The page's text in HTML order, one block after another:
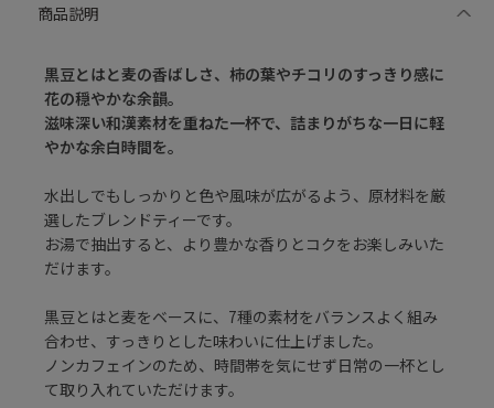
商品説明
黒豆とはと麦の香ばしさ、柿の葉やチコリのすっきり感に
花の穏やかな余韻。
滋味深い和漢素材を重ねた一杯で、詰まりがちな一日に軽
やかな余白時間を。
水出しでもしっかりと色や風味が広がるよう、原材料を厳
選したブレンドティーです。
お湯で抽出すると、より豊かな香りとコクをお楽しみいた
だけます。
黒豆とはと麦をベースに、7種の素材をバランスよく組み
合わせ、すっきりとした味わいに仕上げました。
ノンカフェインのため、時間帯を気にせず日常の一杯とし
て取り入れていただけます。